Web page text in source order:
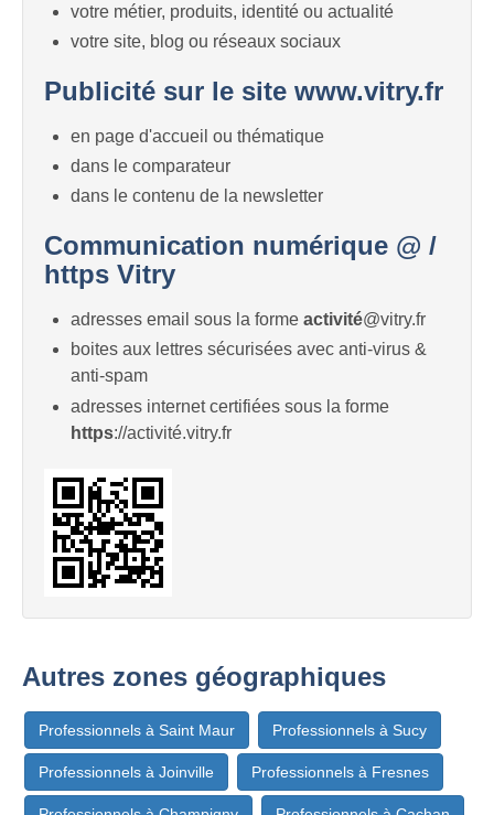
votre métier, produits, identité ou actualité
votre site, blog ou réseaux sociaux
Publicité sur le site www.vitry.fr
en page d'accueil ou thématique
dans le comparateur
dans le contenu de la newsletter
Communication numérique @ /
https Vitry
adresses email sous la forme activité@vitry.fr
boites aux lettres sécurisées avec anti-virus &
anti-spam
adresses internet certifiées sous la forme
https://activité.vitry.fr
Autres zones géographiques
Professionnels à Saint Maur Professionnels à Sucy
Professionnels à Joinville Professionnels à Fresnes